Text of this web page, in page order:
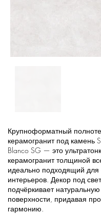
Крупноформатный
керамогранит под камень
Blanco SG — это
керамогранит толщиной
идеально подходящий
интерьеров. Декор под
подчёркивает натуральную
поверхности, придавая
гармонию.